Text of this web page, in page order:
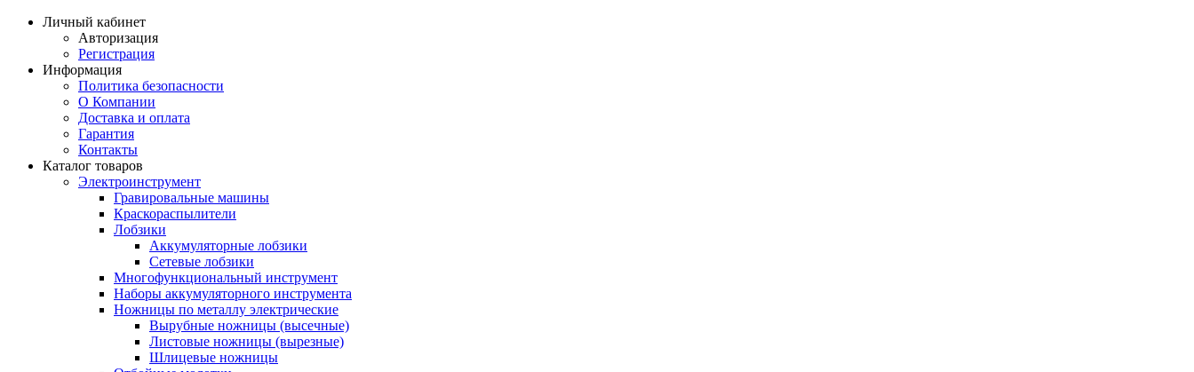
Личный кабинет
Авторизация
Регистрация
Информация
Политика безопасности
О Компании
Доставка и оплата
Гарантия
Контакты
Каталог товаров
Электроинструмент
Гравировальные машины
Краскораспылители
Лобзики
Аккумуляторные лобзики
Сетевые лобзики
Многофункциональный инструмент
Наборы аккумуляторного инструмента
Ножницы по металлу электрические
Вырубные ножницы (высечные)
Листовые ножницы (вырезные)
Шлицевые ножницы